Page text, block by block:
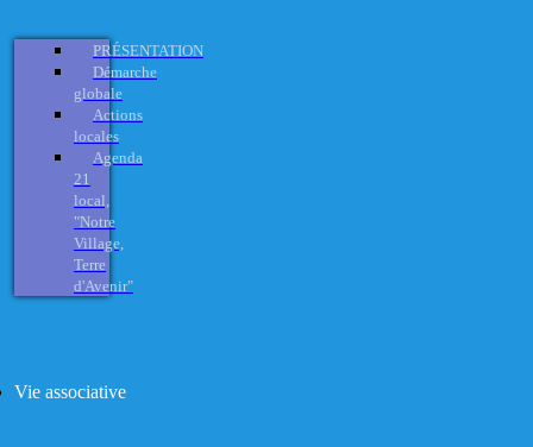
PRÉSENTATION
Démarche
globale
Actions
locales
Agenda
21
local,
"Notre
Village,
Terre
d'Avenir"
Vie associative